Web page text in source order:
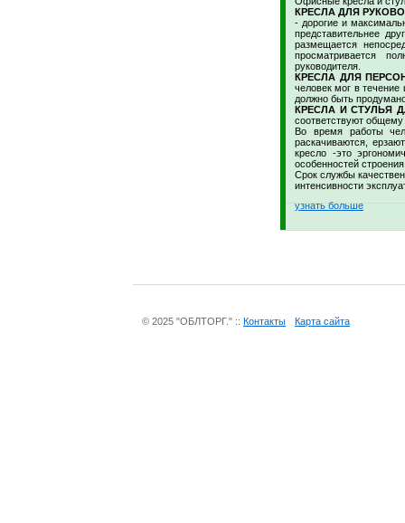
КРЕСЛА ДЛЯ
- дорогие и
представительнее
размещается
просматривается
руководителя.
КРЕСЛА ДЛЯ
человек мог в течение
должно быть
КРЕСЛА И СТУЛЬЯ
соответствуют
Во время работы
раскачиваются,
кресло -это
особенностей
Срок службы
интенсивности
узнать больше
© 2025 "ОБЛТОРГ." :: Контакты Карта сайта